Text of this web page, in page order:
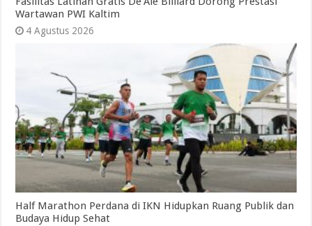
Wartawan PWI Kaltim
4 Agustus 2026
Half Marathon Perdana di IKN Hidupkan Ruang Publik dan
Budaya Hidup Sehat